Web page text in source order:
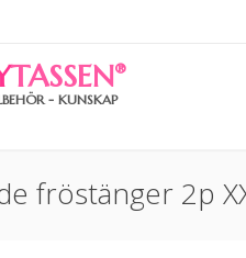
TASSEN®
- KUNSKAP
fröstänger 2p